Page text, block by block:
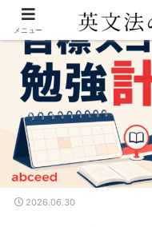
2026.06.30
メニュー